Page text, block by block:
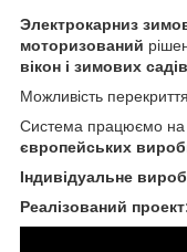
Электрокарниз
моторизований
вікон і зимових садів
Можливість
Система працюємо на
європейських
Індивідуальне
Реалізований